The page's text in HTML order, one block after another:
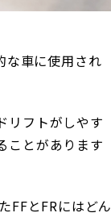
な車に使用され
リフトがしやす
ことがあります
FFとFRにはどん